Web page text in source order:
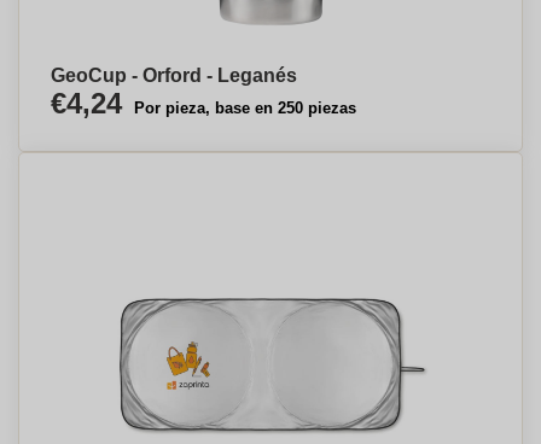
GeoCup - Orford - Leganés
€4,24 Por pieza, base en 250 piezas